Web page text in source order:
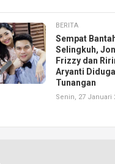
BERITA
Sempat
Selingkuh,
Frizzy dan
Aryanti
Tunangan
Senin, 27 Januari